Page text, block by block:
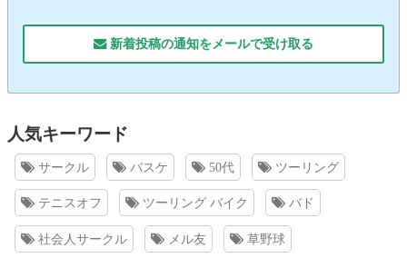
新着投稿の通知をメールで受け取る
人気キーワード
サークル バスケ 50代 ツーリング
テニスオフ ツーリング バイク バド
社会人サークル メル友 草野球